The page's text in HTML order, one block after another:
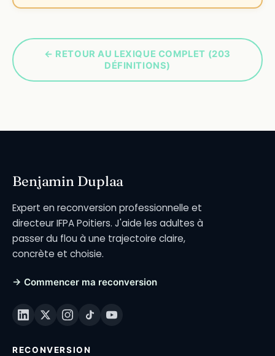
← RETOUR AU LEXIQUE COMPLET (203
DÉFINITIONS)
Benjamin Duplaa
Expert en reconversion professionnelle et
directeur IFPA Poitiers. J'aide les adultes à
passer du flou à une trajectoire claire,
concrète et choisie.
→ Commencer ma reconversion
RECONVERSION